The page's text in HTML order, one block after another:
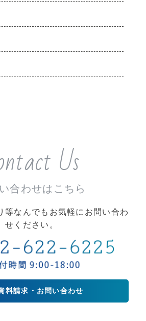
Us
合わせはこちら
等なんでもお気軽にお問い合わ
せください。
料請求・お問い合わせ